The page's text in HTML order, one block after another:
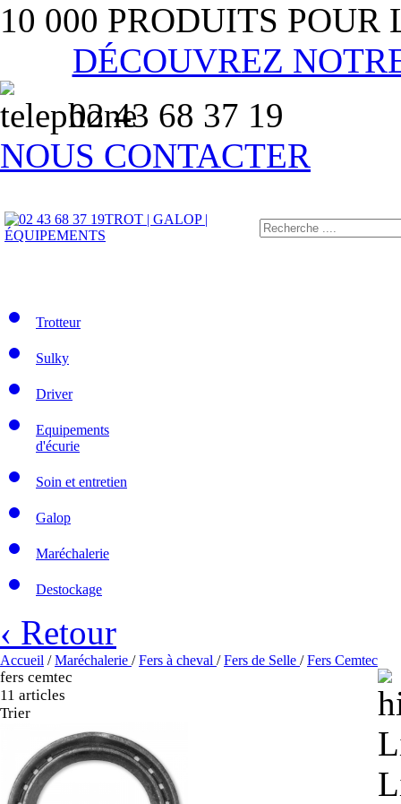
10 000 PRODUITS
DÉCOUVREZ
02 43 68 37 19
NOUS CONTACTER
TROT | GALOP |
ÉQUIPEMENTS
Trotteur
Sulky
Driver
Equipements
d'écurie
Soin et entretien
Galop
Maréchalerie
Destockage
‹ Retour
Accueil /Maréchalerie /Fers à cheval /Fers de Selle /Fers Cemtec
fers cemtec
11 articles
Trier